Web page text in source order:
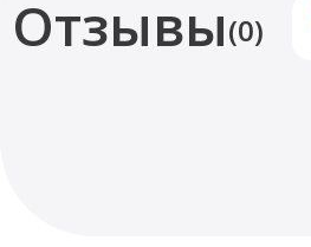
Отзывы(0)